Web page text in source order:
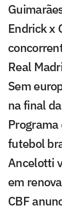
Endrick x
Real
Sem
na final
futebol
Ancelotti
em
CBF